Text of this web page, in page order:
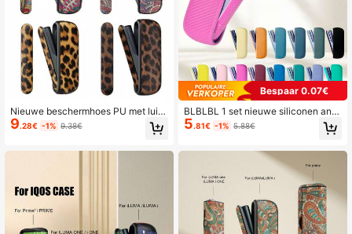
Nieuwe beschermhoes PU met luip
aardprint en zijbescherming, geschi
kt voor IQOS ILUMA. De zijbescher
9.28€ -1% 9.38€
Bespaar 0.07€
BLBLBL 1 set nieuwe siliconen anti
slip- en valbeschermhoes met dubb
ele diagonale strepen voor IQOS IL
1 zijpaneel, geschikt als dagelijks a
ccessoire voor de IQOS ILUMA I, e-
sigaret.
5.81€ -1% 5.88€